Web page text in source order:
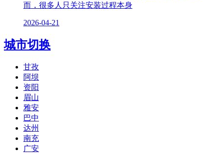
而，很多人只关注安装过程本身
2026-04-21
城市切换
甘孜
阿坝
资阳
眉山
雅安
巴中
达州
南充
广安